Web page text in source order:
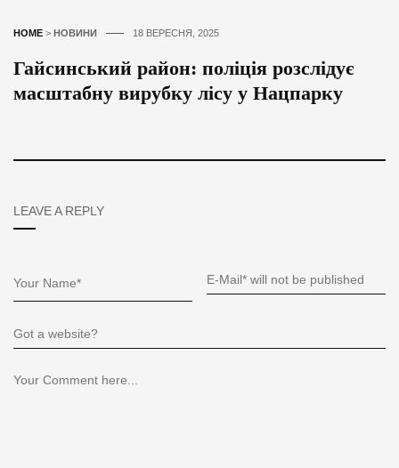
HOME > НОВИНИ 18 ВЕРЕСНЯ, 2025
Гайсинський район: поліція розслідує
масштабну вирубку лісу у Нацпарку
LEAVE A REPLY